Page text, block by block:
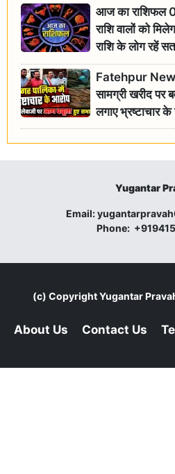
आज का राशिफल
राशि वालों को
राशि के लोग रहें
Fatehpur
सामग्री खरीद पर
लगाए भ्रष्टाचार
Yugantar
Email:
Phone:
(c) CopyrightYugantar
About Us Contact Us